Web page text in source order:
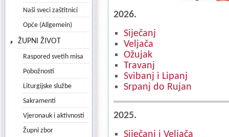
Naši sveci zaštitnici
Opće (Allgemein)
ŽUPNI ŽIVOT
Raspored svetih misa
Pobožnosti
Liturgijske službe
Sakramenti
Vjeronauk i aktivnosti
Župni zbor
2026.
Siječanj
Veljača
Ožujak
Travanj
Svibanj i Lipanj
Srpanj do Rujan
2025.
Siječanj i Veljača